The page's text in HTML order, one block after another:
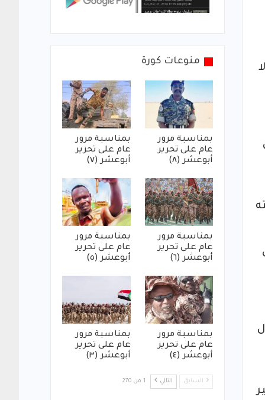
منوعات كورة
بمناسبة مرور
عام على تحرير
أبوعشر (٨)
بمناسبة مرور
عام على تحرير
أبوعشر (٧)
بمناسبة مرور
عام على تحرير
أبوعشر (٦)
بمناسبة مرور
عام على تحرير
أبوعشر (٥)
بمناسبة مرور
عام على تحرير
أبوعشر (٤)
بمناسبة مرور
عام على تحرير
أبوعشر (٣)
السابق التالي 1 من 270